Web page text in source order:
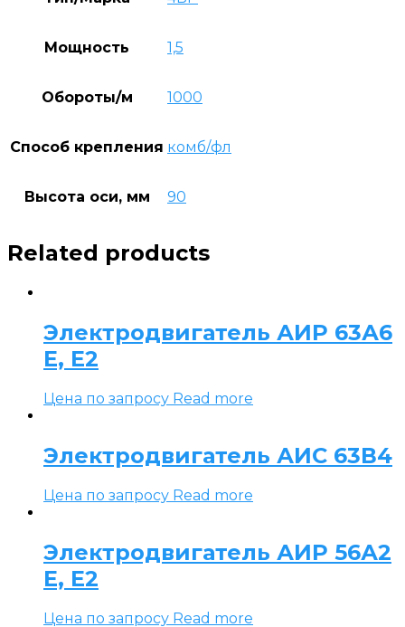
Мощность 1,5
Обороты/м 1000
Способ крепления комб/фл
Высота оси, мм 90
Related products
Электродвигатель АИР 63А6
Е, Е2
Цена по запросу Read more
Электродвигатель АИС 63В4
Цена по запросу Read more
Электродвигатель АИР 56А2
Е, Е2
Цена по запросу Read more